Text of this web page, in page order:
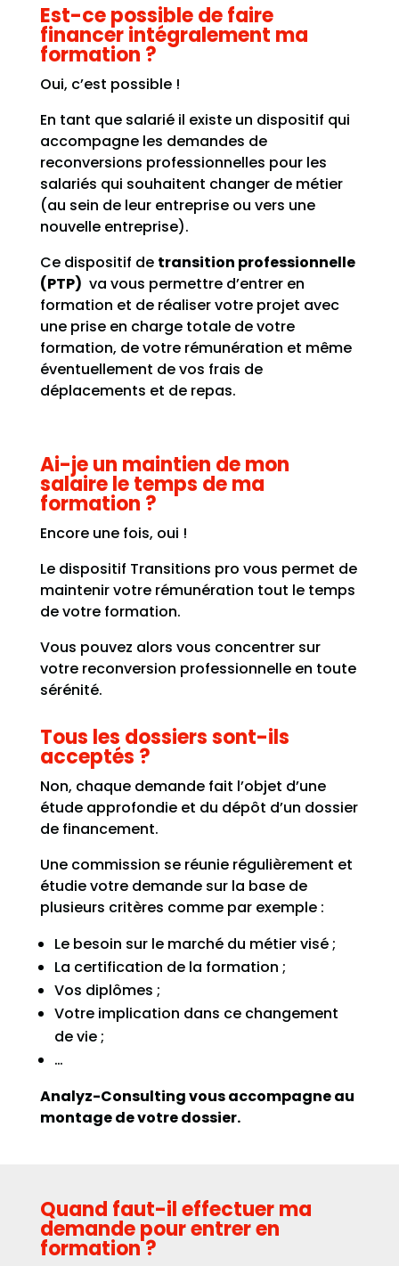
Est-ce possible de faire
financer intégralement ma
formation ?
Oui, c’est possible !
En tant que salarié il existe un dispositif qui
accompagne les demandes de
reconversions professionnelles pour les
salariés qui souhaitent changer de métier
(au sein de leur entreprise ou vers une
nouvelle entreprise).
Ce dispositif de transition professionnelle
(PTP) va vous permettre d’entrer en
formation et de réaliser votre projet avec
une prise en charge totale de votre
formation, de votre rémunération et même
éventuellement de vos frais de
déplacements et de repas.
Ai-je un maintien de mon
salaire le temps de ma
formation ?
Encore une fois, oui !
Le dispositif Transitions pro vous permet de
maintenir votre rémunération tout le temps
de votre formation.
Vous pouvez alors vous concentrer sur
votre reconversion professionnelle en toute
sérénité.
Tous les dossiers sont-ils
acceptés ?
Non, chaque demande fait l’objet d’une
étude approfondie et du dépôt d’un dossier
de financement.
Une commission se réunie régulièrement et
étudie votre demande sur la base de
plusieurs critères comme par exemple :
Le besoin sur le marché du métier visé ;
La certification de la formation ;
Vos diplômes ;
Votre implication dans ce changement
de vie ;
…
Analyz-Consulting vous accompagne au
montage de votre dossier.
Quand faut-il effectuer ma
demande pour entrer en
formation ?